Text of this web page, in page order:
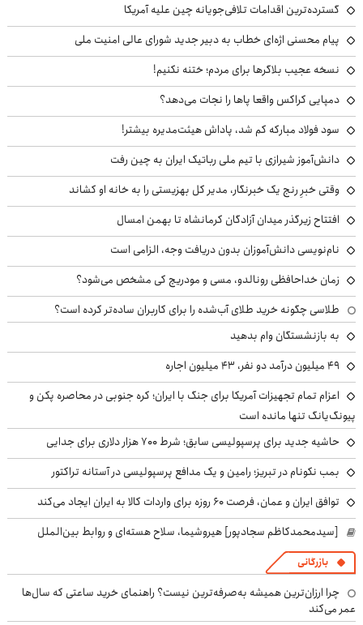
گسترده‌ترین اقدامات تلافی‌جویانه چین علیه آمریکا
پیام محسنی اژه‌ای خطاب به دبیر جدید شورای عالی امنیت ملی
نسخه عجیب بلاگرها برای مردم؛ ختنه نکنیم!
دمپایی کراکس واقعا پاها را نجات می‌دهد؟
سود فولاد مبارکه کم شد، پاداش هیئت‌مدیره بیشتر!
دانش‌آموز شیرازی با تیم ملی رباتیک ایران به چین رفت
وقتی خبرِ رنج یک خبرنگار، مدیر کل بهزیستی را به خانه او کشاند
افتتاح زیرگذر میدان آزادگان کرمانشاه تا بهمن امسال
نام‌نویسی دانش‌آموزان بدون دریافت وجه، الزامی است
زمان خداحافظی رونالدو، مسی و مودریچ کی مشخص می‌شود؟
طلاسی چگونه خرید طلای آب‌شده را برای کاربران ساده‌تر کرده است؟
به بازنشستگان وام بدهید
49 میلیون درآمد دو نفر، 43 میلیون اجاره
اعزام تمام تجهیزات آمریکا برای جنگ با ایران؛ کره جنوبی در محاصره پکن و
پیونگ‌یانگ تنها مانده است
حاشیه جدید برای پرسپولیسی سابق؛ شرط ۷۰۰ هزار دلاری برای جدایی
بمب نکونام در تبریز؛ رامین و یک مدافع پرسپولیسی در آستانه تراکتور
توافق ایران و عمان، فرصت ۶۰ روزه برای واردات کالا به ایران ایجاد می‌کند
[سیدمحمدکاظم سجادپور] هیروشیما، سلاح هسته‌ای و روابط بین‌الملل
بازرگانی
چرا ارزان‌ترین همیشه به‌صرفه‌ترین نیست؟ راهنمای خرید ساعتی که سال‌ها
عمر می‌کند